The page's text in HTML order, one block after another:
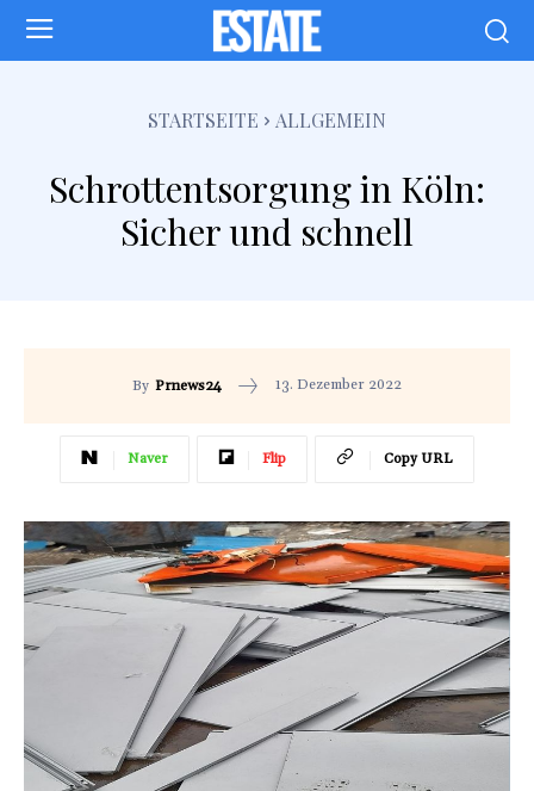
STARTSEITE ALLGEMEIN
Schrottentsorgung in Köln:
Sicher und schnell
By Prnews24 13. Dezember 2022
Naver Flip Copy URL